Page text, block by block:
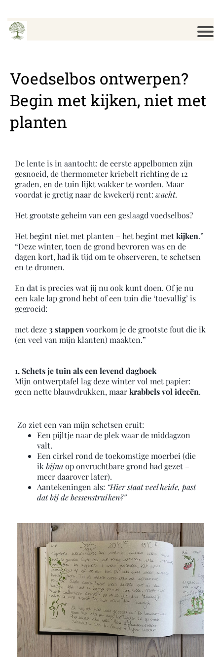
Voedselbos ontwerpen?
Begin met kijken, niet met
planten
De lente is in aantocht: de eerste appelbomen zijn
gesnoeid, de thermometer kriebelt richting de 12
graden, en de tuin lijkt wakker te worden. Maar
voordat je gretig naar de kwekerij rent: wacht.
Het grootste geheim van een geslaagd voedselbos?
Het begint niet met planten – het begint metkijken.”
“Deze winter, toen de grond bevroren was en de
dagen kort, had ik tijd om te observeren, te schetsen
en te dromen.
En dat is precies wat jij nu ook kunt doen. Of je nu
een kale lap grond hebt of een tuin die ‘toevallig’ is
gegroeid:
met deze3 stappen voorkom je de grootste fout die ik
(en veel van mijn klanten) maakten.”
1. Schets je tuin als een levend dagboek
Mijn ontwerptafel lag deze winter vol met papier:
geen nette blauwdrukken, maarkrabbels vol ideeën.
Zo ziet een van mijn schetsen eruit:
Een pijltje naar de plek waar de middagzon
valt.
Een cirkel rond de toekomstige moerbei (die
ik bijnaop onvruchtbare grond had gezet –
meer daarover later).
Aantekeningen als: “Hier staat veel heide, past
dat bij de bessenstruiken?”